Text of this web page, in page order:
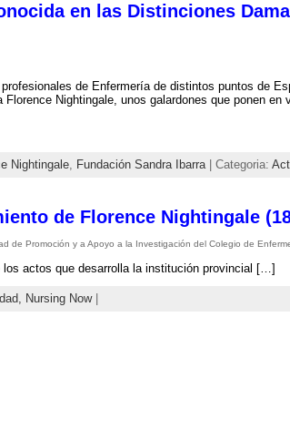
en las Distinciones
de Enfermería de distintos puntos de
Nightingale, unos galardones que ponen en
Nightingale, Fundación Sandra Ibarra| Categoria:
de Florence Nightingale
de Promoción y a Apoyo a la Investigación del Colegio de
actos que desarrolla la institución provincial […]
Nursing Now|